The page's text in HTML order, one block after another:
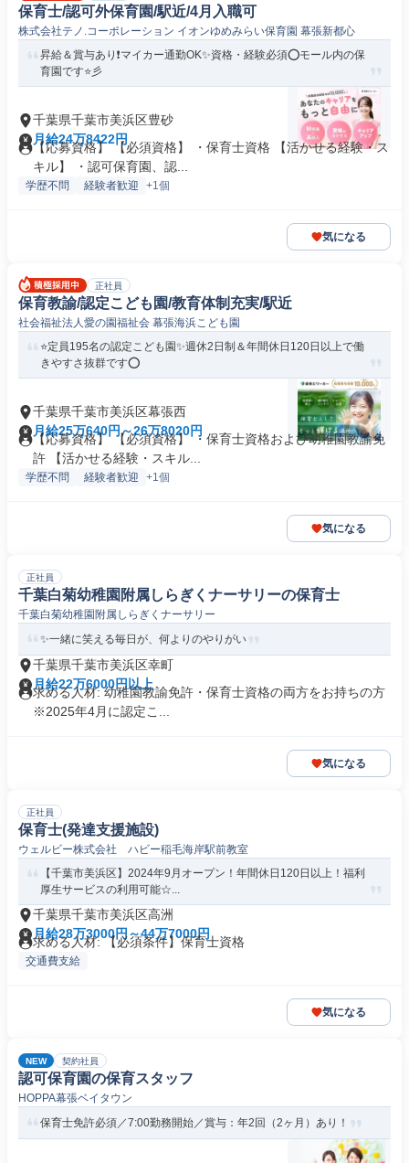
保育士/認可外保育園/駅近/4月入職可
株式会社テノ.コーポレーション イオンゆめみらい保育園 幕張新都心
昇給＆賞与あり❗️マイカー通勤OK✨資格・経験必須⭕モール内の保
育園です⭐彡
千葉県千葉市美浜区豊砂
月給24万8422円
【応募資格】 【必須資格】 ・保育士資格 【活かせる経験・ス
キル】 ・認可保育園、認...
学歴不問 経験者歓迎 +1個
気になる
正社員
保育教諭/認定こども園/教育体制充実/駅近
社会福祉法人愛の園福祉会 幕張海浜こども園
⭐定員195名の認定こども園✨週休2日制＆年間休日120日以上で働
きやすさ抜群です⭕
千葉県千葉市美浜区幕張西
月給25万640円～26万8020円
【応募資格】 【必須資格】 ・保育士資格および幼稚園教諭免
許 【活かせる経験・スキル...
学歴不問 経験者歓迎 +1個
気になる
正社員
千葉白菊幼稚園附属しらぎくナーサリーの保育士
千葉白菊幼稚園附属しらぎくナーサリー
✨一緒に笑える毎日が、何よりのやりがい
千葉県千葉市美浜区幸町
月給22万6000円以上
求める人材: 幼稚園教諭免許・保育士資格の両方をお持ちの方
※2025年4月に認定こ...
気になる
正社員
保育士(発達支援施設)
ウェルビー株式会社 ハビー稲毛海岸駅前教室
【千葉市美浜区】2024年9月オープン！年間休日120日以上！福利
厚生サービスの利用可能☆...
千葉県千葉市美浜区高洲
月給28万3000円～44万7000円
求める人材: 【必須条件】保育士資格
交通費支給
気になる
NEW 契約社員
認可保育園の保育スタッフ
HOPPA幕張ベイタウン
保育士免許必須／7:00勤務開始／賞与：年2回（2ヶ月）あり！